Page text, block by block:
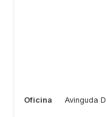
Oficina Avinguda